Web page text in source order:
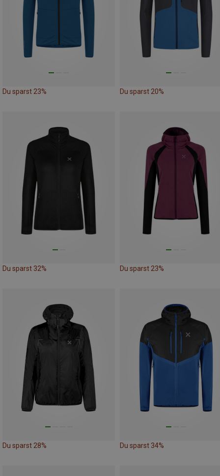
Du sparst 23% Du sparst 20%
Du sparst 32% Du sparst 23%
Du sparst 28% Du sparst 34%